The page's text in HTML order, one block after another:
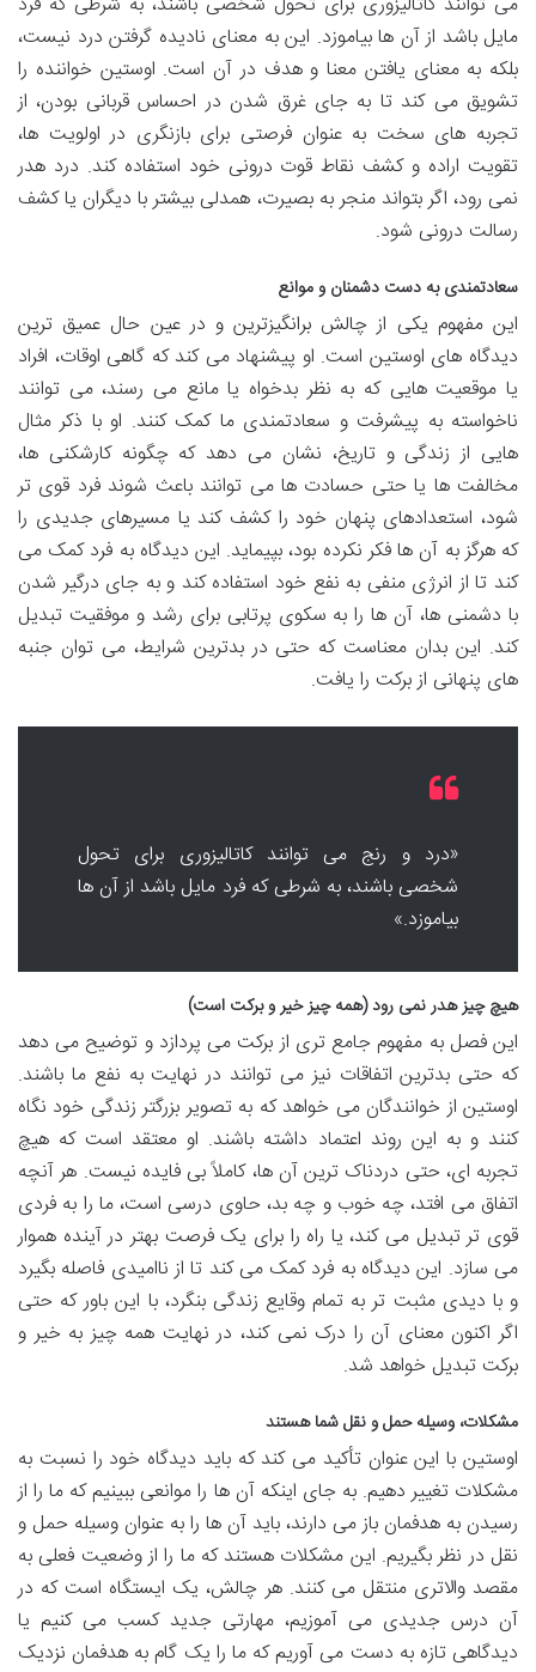
مایل باشد از آن ها بیاموزد. این به معنای نادیده گرفتن درد نیست،
بلکه به معنای یافتن معنا و هدف در آن است. اوستین خواننده را
تشویق می کند تا به جای غرق شدن در احساس قربانی بودن، از
تجربه های سخت به عنوان فرصتی برای بازنگری در اولویت ها،
تقویت اراده و کشف نقاط قوت درونی خود استفاده کند. درد هدر
نمی رود، اگر بتواند منجر به بصیرت، همدلی بیشتر با دیگران یا کشف
رسالت درونی شود.
سعادتمندی به دست دشمنان و موانع
این مفهوم یکی از چالش برانگیزترین و در عین حال عمیق ترین
دیدگاه های اوستین است. او پیشنهاد می کند که گاهی اوقات، افراد
یا موقعیت هایی که به نظر بدخواه یا مانع می رسند، می توانند
ناخواسته به پیشرفت و سعادتمندی ما کمک کنند. او با ذکر مثال
هایی از زندگی و تاریخ، نشان می دهد که چگونه کارشکنی ها،
مخالفت ها یا حتی حسادت ها می توانند باعث شوند فرد قوی تر
شود، استعدادهای پنهان خود را کشف کند یا مسیرهای جدیدی را
که هرگز به آن ها فکر نکرده بود، بپیماید. این دیدگاه به فرد کمک می
کند تا از انرژی منفی به نفع خود استفاده کند و به جای درگیر شدن
با دشمنی ها، آن ها را به سکوی پرتابی برای رشد و موفقیت تبدیل
کند. این بدان معناست که حتی در بدترین شرایط، می توان جنبه
های پنهانی از برکت را یافت.
«درد و رنج می توانند کاتالیزوری برای تحول
شخصی باشند، به شرطی که فرد مایل باشد از آن ها
بیاموزد.»
هیچ چیز هدر نمی رود (همه چیز خیر و برکت است)
این فصل به مفهوم جامع تری از برکت می پردازد و توضیح می دهد
که حتی بدترین اتفاقات نیز می توانند در نهایت به نفع ما باشند.
اوستین از خوانندگان می خواهد که به تصویر بزرگتر زندگی خود نگاه
کنند و به این روند اعتماد داشته باشند. او معتقد است که هیچ
تجربه ای، حتی دردناک ترین آن ها، کاملاً بی فایده نیست. هر آنچه
اتفاق می افتد، چه خوب و چه بد، حاوی درسی است، ما را به فردی
قوی تر تبدیل می کند، یا راه را برای یک فرصت بهتر در آینده هموار
می سازد. این دیدگاه به فرد کمک می کند تا از ناامیدی فاصله بگیرد
و با دیدی مثبت تر به تمام وقایع زندگی بنگرد، با این باور که حتی
اگر اکنون معنای آن را درک نمی کند، در نهایت همه چیز به خیر و
برکت تبدیل خواهد شد.
مشکلات، وسیله حمل و نقل شما هستند
اوستین با این عنوان تأکید می کند که باید دیدگاه خود را نسبت به
مشکلات تغییر دهیم. به جای اینکه آن ها را موانعی ببینیم که ما را از
رسیدن به هدفمان باز می دارند، باید آن ها را به عنوان وسیله حمل و
نقل در نظر بگیریم. این مشکلات هستند که ما را از وضعیت فعلی به
مقصد والاتری منتقل می کنند. هر چالش، یک ایستگاه است که در
آن درس جدیدی می آموزیم، مهارتی جدید کسب می کنیم یا
دیدگاهی تازه به دست می آوریم که ما را یک گام به هدفمان نزدیک